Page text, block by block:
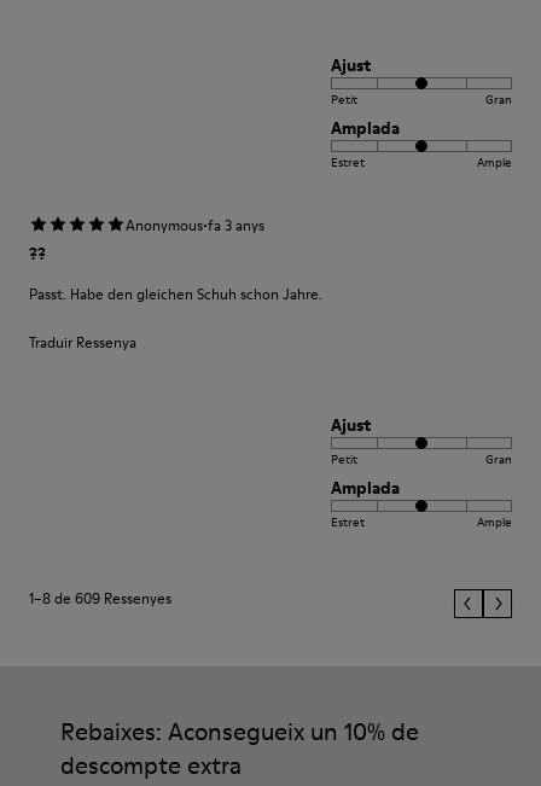
Ajust
Petit Gran
Amplada
Estret Ample
Anonymous·fa 3 anys
??
Passt. Habe den gleichen Schuh schon Jahre.
Traduir Ressenya
Ajust
Petit Gran
Amplada
Estret Ample
1–8 de 609 Ressenyes
Rebaixes: Aconsegueix un 10% de
descompte extra